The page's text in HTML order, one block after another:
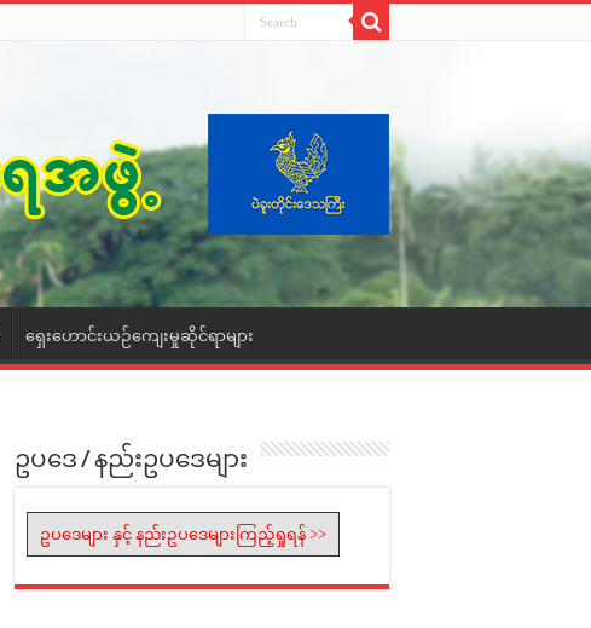
ရှေးဟောင်းယဉ်ကျေးမှုဆိုင်ရာများ
ဥပဒေ / နည်းဥပဒေများ
ဥပဒေများ နှင့် နည်းဥပဒေများကြည့်ရှုရန် >>